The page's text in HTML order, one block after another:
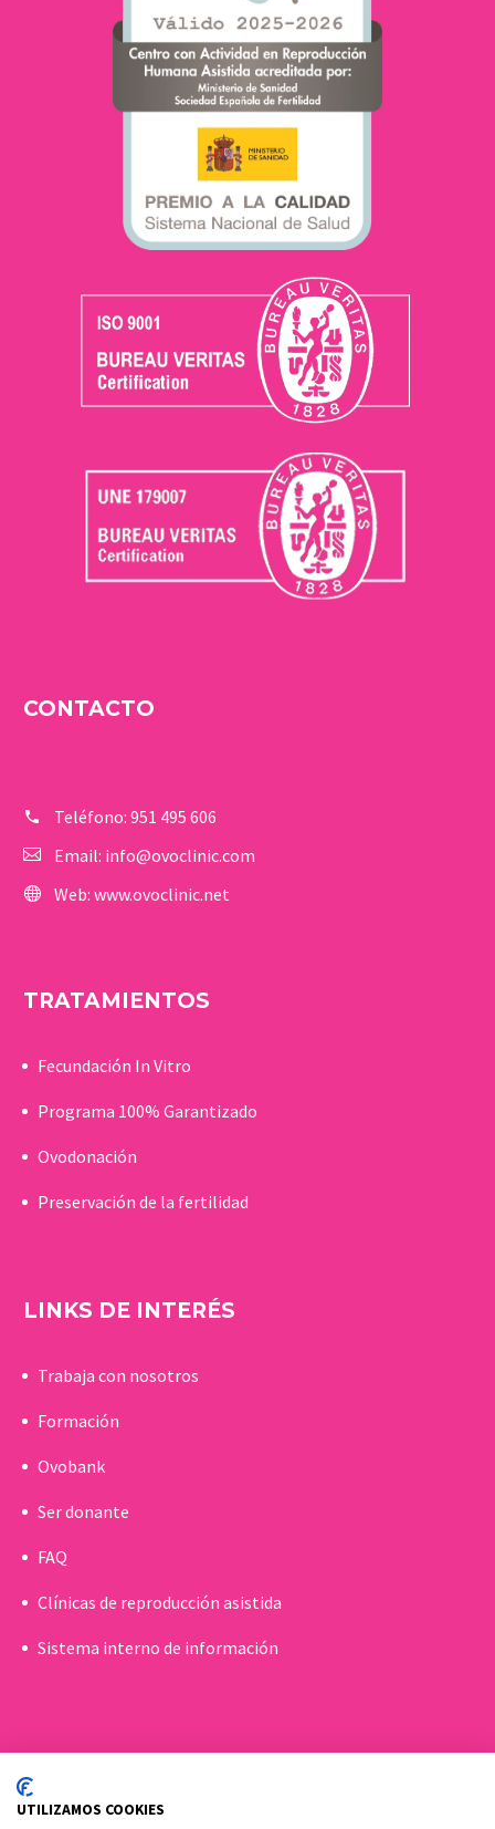
CONTACTO
Teléfono: 951 495 606
Email: info@ovoclinic.com
Web: www.ovoclinic.net
TRATAMIENTOS
Fecundación In Vitro
Programa 100% Garantizado
Ovodonación
Preservación de la fertilidad
LINKS DE INTERÉS
Trabaja con nosotros
Formación
Ovobank
Ser donante
FAQ
Clínicas de reproducción asistida
Sistema interno de información
UTILIZAMOS COOKIES